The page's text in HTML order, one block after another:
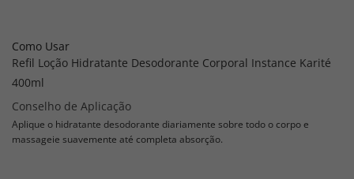
Como Usar
Refil Loção Hidratante Desodorante Corporal Instance Karité
400ml
Conselho de Aplicação
Aplique o hidratante desodorante diariamente sobre todo o corpo e
massageie suavemente até completa absorção.